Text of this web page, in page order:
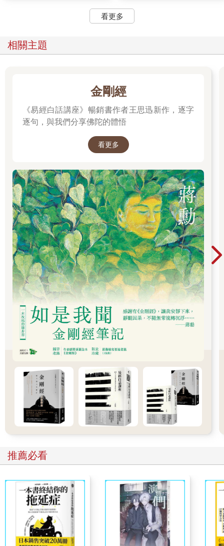
看更多
相關主題
金剛經
《易經白話講座》暢銷書作者王思迅新作，逐字
逐句，與我們分享佛陀的體悟
看更多
推薦必看